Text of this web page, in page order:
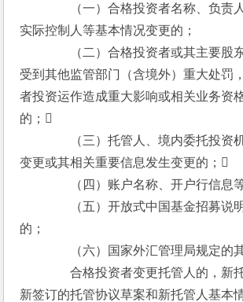
（一）合格投资者名称、负责人
实际控制人等基本情况变更的；
（二）合格投资者或其主要股东
受到其他监管部门（含境外）重大处罚
者投资运作造成重大影响或相关业务资
的；
（三）托管人、境内委托投资机
变更或其相关重要信息发生变更的；
（四）账户名称、开户行信息等
（五）开放式中国基金招募说明
的；
（六）国家外汇管理局规定的其
合格投资者变更托管人的，新托
新签订的托管协议草案和新托管人基本